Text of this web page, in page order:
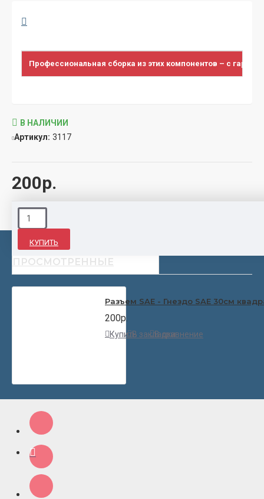
Профессиональная сборка из этих компонентов – с
200р.
В НАЛИЧИИ
Артикул: 3117
КУПИТЬ
НЕДАВНО
ПРОСМОТРЕННЫЕ
Разъем SAE - Гнездо SAE 30см
200р.
КупитьВ закладкиВ сравнение